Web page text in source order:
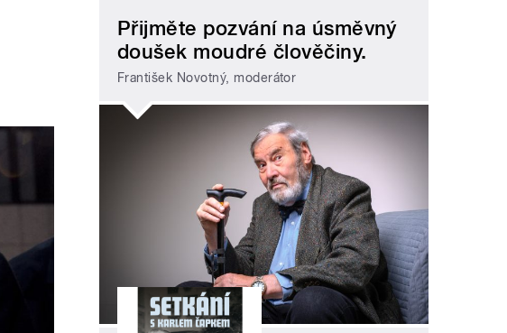
Přijměte pozvání na úsměvný
doušek moudré člověčiny.
František Novotný, moderátor